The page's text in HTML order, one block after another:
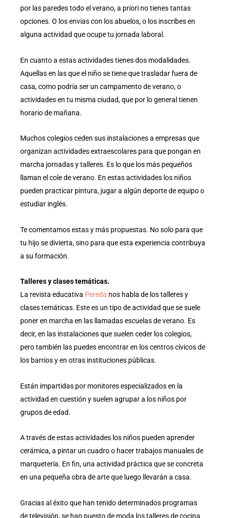
por las paredes todo el verano, a priori no tienes tantas
opciones. O los envías con los abuelos, o los inscribes en
alguna actividad que ocupe tu jornada laboral.
En cuanto a estas actividades tienes dos modalidades.
Aquellas en las que el niño se tiene que trasladar fuera de
casa, como podría ser un campamento de verano, o
actividades en tu misma ciudad, que por lo general tienen
horario de mañana.
Muchos colegios ceden sus instalaciones a empresas que
organizan actividades extraescolares para que pongan en
marcha jornadas y talleres. Es lo que los más pequeños
llaman el cole de verano. En estas actividades los niños
pueden practicar pintura, jugar a algún deporte de equipo o
estudiar inglés.
Te comentamos estas y más propuestas. No solo para que
tu hijo se divierta, sino para que esta experiencia contribuya
a su formación.
Talleres y clases temáticas.
La revista educativa Pereda nos habla de los talleres y
clases temáticas. Este es un tipo de actividad que se suele
poner en marcha en las llamadas escuelas de verano. Es
decir, en las instalaciones que suelen ceder los colegios,
pero también las puedes encontrar en los centros cívicos de
los barrios y en otras instituciones públicas.
Están impartidas por monitores especializados en la
actividad en cuestión y suelen agrupar a los niños por
grupos de edad.
A través de estas actividades los niños pueden aprender
cerámica, a pintar un cuadro o hacer trabajos manuales de
marquetería. En fin, una actividad práctica que se concreta
en una pequeña obra de arte que luego llevarán a casa.
Gracias al éxito que han tenido determinados programas
de televisión, se han puesto de moda los talleres de cocina